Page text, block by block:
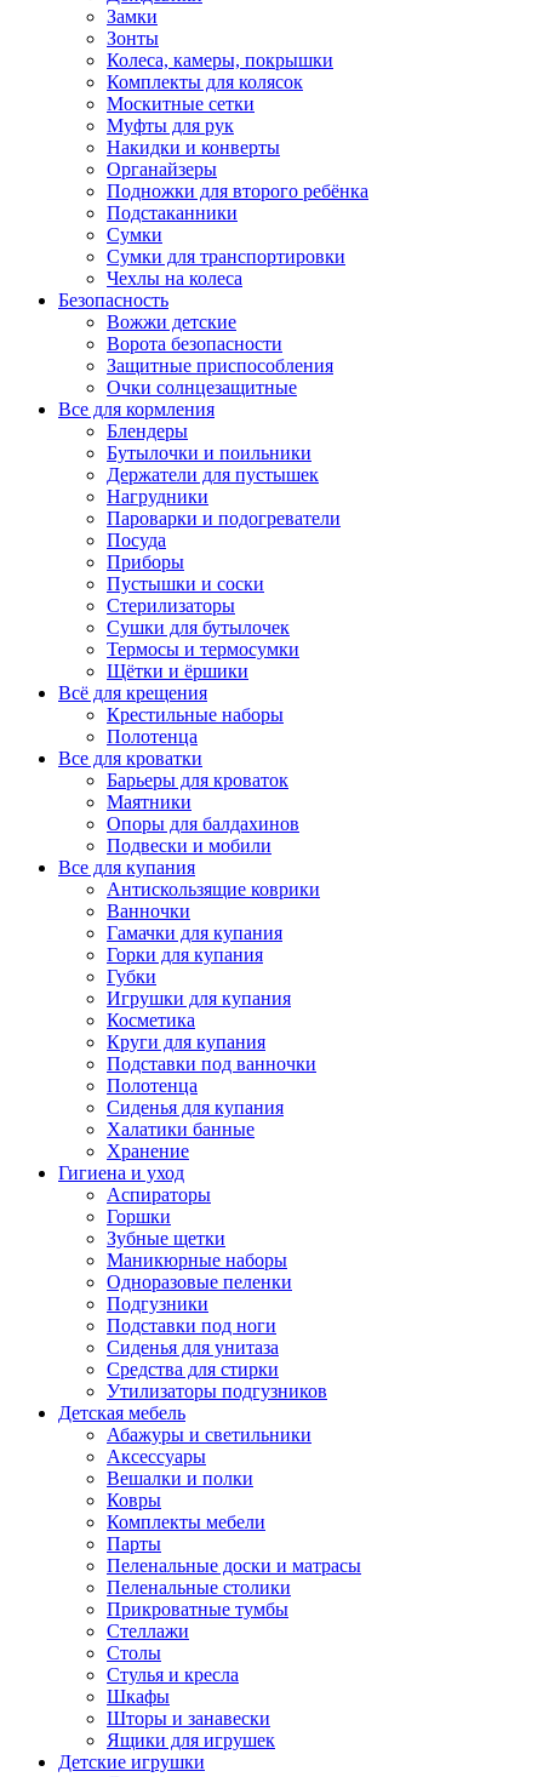
Замки
Зонты
Колеса, камеры, покрышки
Комплекты для колясок
Москитные сетки
Муфты для рук
Накидки и конверты
Органайзеры
Подножки для второго ребёнка
Подстаканники
Сумки
Сумки для транспортировки
Чехлы на колеса
Безопасность
Вожжи детские
Ворота безопасности
Защитные приспособления
Очки солнцезащитные
Все для кормления
Блендеры
Бутылочки и поильники
Держатели для пустышек
Нагрудники
Пароварки и подогреватели
Посуда
Приборы
Пустышки и соски
Стерилизаторы
Сушки для бутылочек
Термосы и термосумки
Щётки и ёршики
Всё для крещения
Крестильные наборы
Полотенца
Все для кроватки
Барьеры для кроваток
Маятники
Опоры для балдахинов
Подвески и мобили
Все для купания
Антискользящие коврики
Ванночки
Гамачки для купания
Горки для купания
Губки
Игрушки для купания
Косметика
Круги для купания
Подставки под ванночки
Полотенца
Сиденья для купания
Халатики банные
Хранение
Гигиена и уход
Аспираторы
Горшки
Зубные щетки
Маникюрные наборы
Одноразовые пеленки
Подгузники
Подставки под ноги
Сиденья для унитаза
Средства для стирки
Утилизаторы подгузников
Детская мебель
Абажуры и светильники
Аксессуары
Вешалки и полки
Ковры
Комплекты мебели
Парты
Пеленальные доски и матрасы
Пеленальные столики
Прикроватные тумбы
Стеллажи
Столы
Стулья и кресла
Шкафы
Шторы и занавески
Ящики для игрушек
Детские игрушки